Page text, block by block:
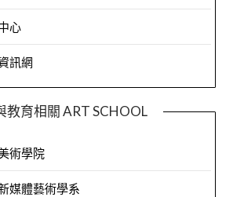
心
訊網
教育相關 ART SCHOOL
術學院
媒體藝術學系